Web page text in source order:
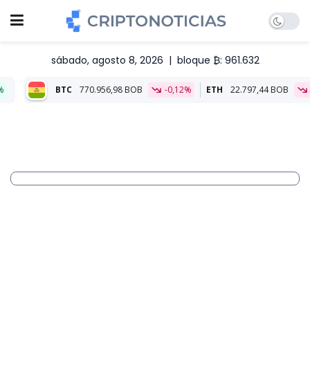
sábado, agosto 8, 2026 | bloque ₿: 961.632
770.956,98 BOB -0,12% ETH 22.797,44 BOB -0,07%